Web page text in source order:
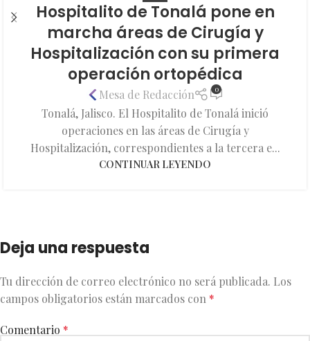
Hospitalito de Tonalá pone en
marcha áreas de Cirugía y
Hospitalización con su primera
operación ortopédica
Mesa de Redacción 0
Tonalá, Jalisco. El Hospitalito de Tonalá inició
operaciones en las áreas de Cirugía y
Hospitalización, correspondientes a la tercera e...
CONTINUAR LEYENDO
Deja una respuesta
Tu dirección de correo electrónico no será publicada. Los
campos obligatorios están marcados con *
Comentario *